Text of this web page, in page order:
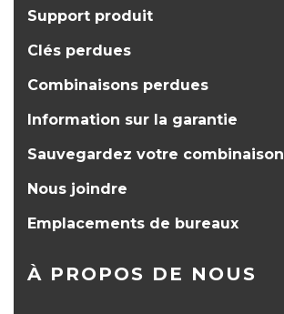
Support produit
Clés perdues
Combinaisons perdues
Information sur la garantie
Sauvegardez votre combinaison
Nous joindre
Emplacements de bureaux
À PROPOS DE NOUS